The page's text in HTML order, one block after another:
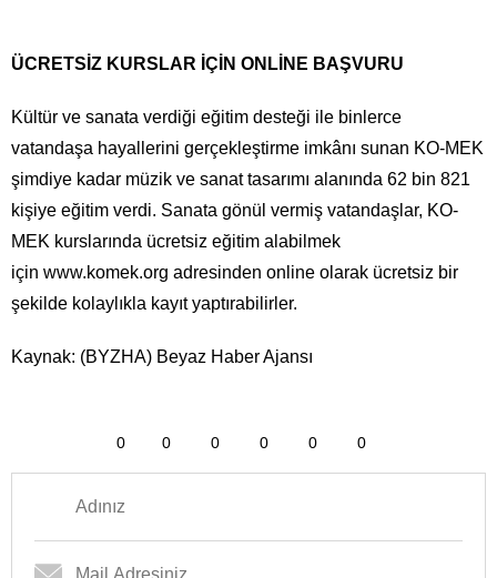
ÜCRETSİZ KURSLAR İÇİN ONLİNE BAŞVURU
Kültür ve sanata verdiği eğitim desteği ile binlerce
vatandaşa hayallerini gerçekleştirme imkânı sunan KO-MEK
şimdiye kadar müzik ve sanat tasarımı alanında 62 bin 821
kişiye eğitim verdi. Sanata gönül vermiş vatandaşlar, KO-
MEK kurslarında ücretsiz eğitim alabilmek
için www.komek.org adresinden online olarak ücretsiz bir
şekilde kolaylıkla kayıt yaptırabilirler.
Kaynak: (BYZHA) Beyaz Haber Ajansı
0 0 0 0 0 0